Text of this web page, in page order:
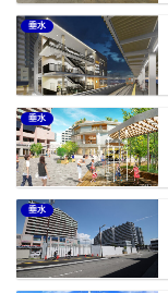
垂水
垂水
垂水